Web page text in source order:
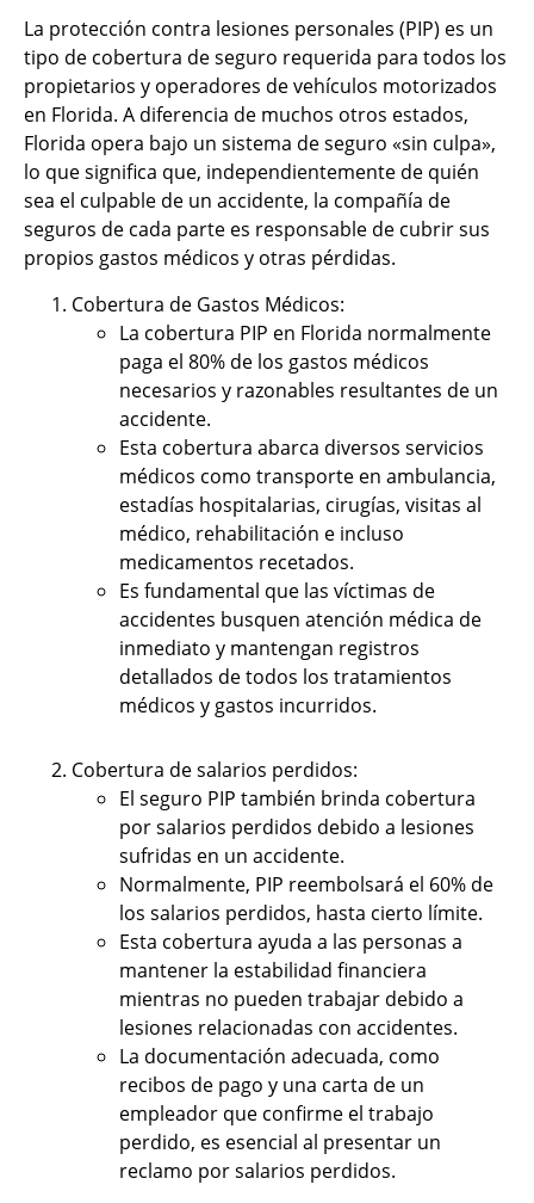
La protección contra lesiones personales (PIP) es un
tipo de cobertura de seguro requerida para todos los
propietarios y operadores de vehículos motorizados
en Florida. A diferencia de muchos otros estados,
Florida opera bajo un sistema de seguro «sin culpa»,
lo que significa que, independientemente de quién
sea el culpable de un accidente, la compañía de
seguros de cada parte es responsable de cubrir sus
propios gastos médicos y otras pérdidas.
Cobertura de Gastos Médicos:
La cobertura PIP en Florida normalmente
paga el 80% de los gastos médicos
necesarios y razonables resultantes de un
accidente.
Esta cobertura abarca diversos servicios
médicos como transporte en ambulancia,
estadías hospitalarias, cirugías, visitas al
médico, rehabilitación e incluso
medicamentos recetados.
Es fundamental que las víctimas de
accidentes busquen atención médica de
inmediato y mantengan registros
detallados de todos los tratamientos
médicos y gastos incurridos.
Cobertura de salarios perdidos:
El seguro PIP también brinda cobertura
por salarios perdidos debido a lesiones
sufridas en un accidente.
Normalmente, PIP reembolsará el 60% de
los salarios perdidos, hasta cierto límite.
Esta cobertura ayuda a las personas a
mantener la estabilidad financiera
mientras no pueden trabajar debido a
lesiones relacionadas con accidentes.
La documentación adecuada, como
recibos de pago y una carta de un
empleador que confirme el trabajo
perdido, es esencial al presentar un
reclamo por salarios perdidos.